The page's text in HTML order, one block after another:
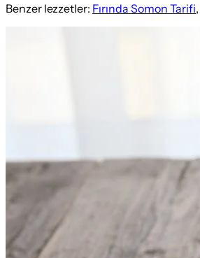
Benzer lezzetler: Fırında Somon Tarifi,